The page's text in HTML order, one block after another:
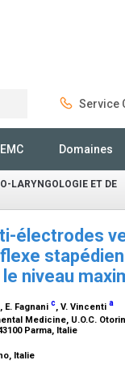
Service
Domaines
LARYNGOLOGIE ET DE
électrodes
niveau
, E. Fagnani c, V. Vincenti a
Medicine, U.O.C.
Parma, Italie
Italie